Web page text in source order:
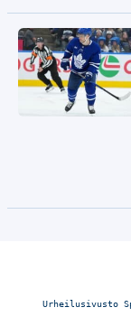
Urheilusivusto